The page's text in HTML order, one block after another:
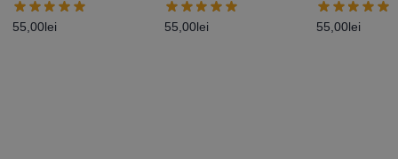
55,00lei 55,00lei 55,00lei